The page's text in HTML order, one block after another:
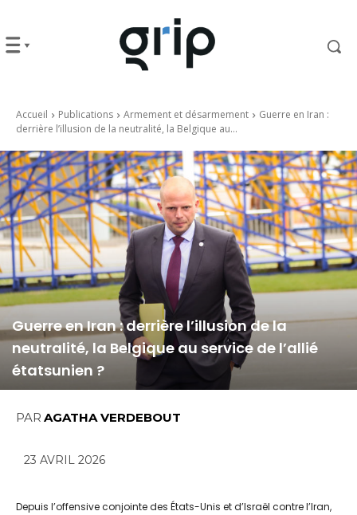
Accueil Publications Armement et désarmement
Guerre en Iran :
derrière l’illusion de la neutralité, la Belgique au...
Guerre en Iran : derrière l’illusion de la
neutralité, la Belgique au service de l’allié
étatsunien ?
PAR AGATHA VERDEBOUT
23 AVRIL 2026
Depuis l’offensive conjointe des États-Unis et d’Israël contre l’Iran,